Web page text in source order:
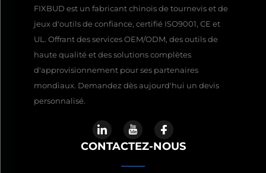
FIXBUD est un fabricant chinois de tournevis et de
jeux d'outils de confiance, certifié ISO9001, CE et
UL. Offrant des services OEM/ODM, des outils de
haute qualité et des solutions complètes
d'approvisionnement pour ses partenaires
mondiaux. Demandez dès aujourd'hui un devis
personnalisé.
CONTACTEZ-NOUS